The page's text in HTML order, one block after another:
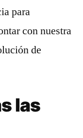
para
con nuestra
de
las